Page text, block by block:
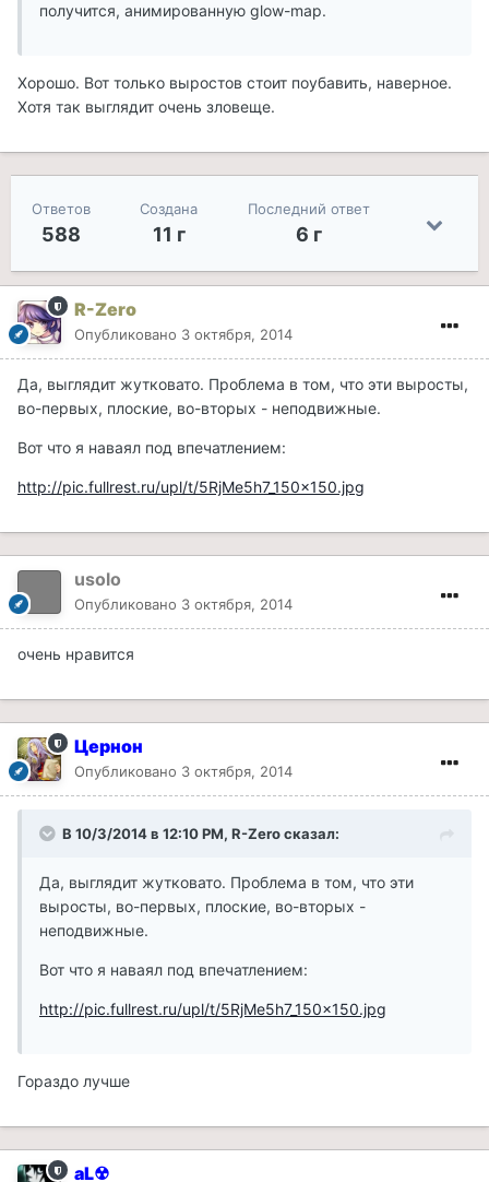
получится, анимированную glow-map.
Хорошо. Вот только выростов стоит поубавить, наверное.
Хотя так выглядит очень зловеще.
Ответов
588
Создана
11 г
Последний ответ
6 г
R-Zero
Опубликовано 3 октября, 2014
Да, выглядит жутковато. Проблема в том, что эти выросты,
во-первых, плоские, во-вторых - неподвижные.
Вот что я наваял под впечатлением:
http://pic.fullrest.ru/upl/t/5RjMe5h7_150x150.jpg
usolo
Опубликовано 3 октября, 2014
очень нравится
Цернон
Опубликовано 3 октября, 2014
В 10/3/2014 в 12:10 PM, R-Zero сказал:
Да, выглядит жутковато. Проблема в том, что эти
выросты, во-первых, плоские, во-вторых -
неподвижные.
Вот что я наваял под впечатлением:
http://pic.fullrest.ru/upl/t/5RjMe5h7_150x150.jpg
Гораздо лучше
aL☢